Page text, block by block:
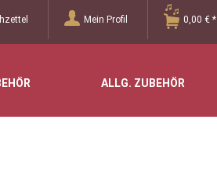
Mein Profil 0,00 € *
ALLG. ZUBEHÖR